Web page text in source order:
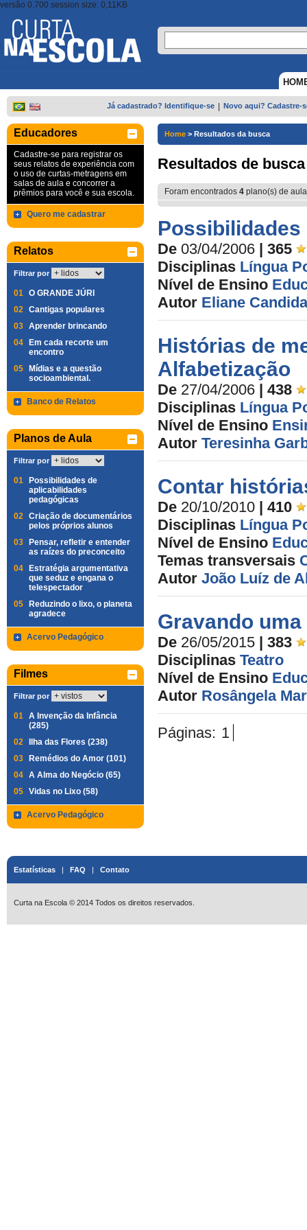
versão 0.700 session size: 0,11KB
Já cadastrado? Identifique-se Novo aqui? Cadastre-
Educadores
Cadastre-se para registrar os
seus relatos de experiência com
o uso de curtas-metragens em
salas de aula e concorrer a
prêmios para você e sua escola.
Quero me cadastrar
Relatos
Filtrar por
01 O GRANDE JÚRI
02 Cantigas populares
03 Aprender brincando
04
Em cada recorte um
encontro
05
Mídias e a questão
socioambiental.
Banco de Relatos
Planos de Aula
Filtrar por
01
Possibilidades de
aplicabilidades
pedagógicas
02 Criação de documentários
pelos próprios alunos
03
Pensar, refletir e entender
as raízes do preconceito
04
Estratégia argumentativa
que seduz e engana o
telespectador
05
Reduzindo o lixo, o planeta
agradece
Acervo Pedagógico
Filmes
Filtrar por
01 A Invenção da Infância
(285)
02
Ilha das Flores (238)
03
Remédios do Amor (101)
04 A Alma do Negócio (65)
05 Vidas no Lixo (58)
Acervo Pedagógico
Home > Resultados da busca
Resultados de busca
Foram encontrados 4 plano(s) de
De 03/04/2006 | 365
Disciplinas Língua
Nível de Ensino
Autor Eliane
Histórias de
Alfabetização
De 27/04/2006 | 438
Disciplinas Língua
Nível de Ensino
Autor Teresinha
Contar
De 20/10/2010 | 410
Disciplinas Língua
Nível de Ensino
Temas transversais
Autor João Luíz de
Gravando
De 26/05/2015 | 383
Disciplinas Teatro
Nível de Ensino
Autor Rosângela
Páginas: 1
Estatísticas | FAQ | Contato
Curta na Escola © 2014 Todos os direitos reservados.